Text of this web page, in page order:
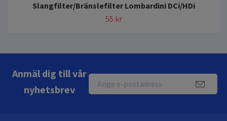
Slangfilter/Bränslefilter Lombardini DCi/HDi
55 kr
Anmäl dig till vår
nyhetsbrev